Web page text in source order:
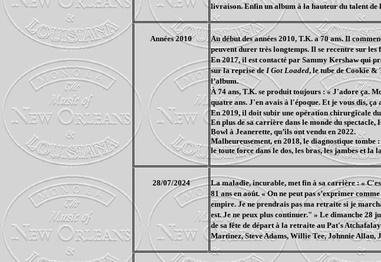
livraison. Enfin un album à la hauteur du talent de
Années 2010
Au début des années 2010, T.K. a 70 ans. Il
peuvent durer très longtemps. Il se recentre sur
En 2017, il est contacté par Sammy Kershaw qui
sur la reprise deI Got Loaded, le tube de Cookie &
l’album.
À 74 ans, T.K. se produit toujours : « J'adore ça.
quatre ans. J'en avais à l'époque. Et je vous dis,
En 2019, il doit subir une opération chirurgicale
En plus de sa carrière dans le monde du
Bowl à Jeanerette, qu’ils ont vendu en 2022.
Malheureusement, en 2018, le diagnostique tombe
le toute force dans le dos, les bras, les jambes et
28/07/2024
La maladie, incurable, met fin à sa carrière : «
81 ans en août. « On ne peut pas s’exprimer
empire. Je ne prendrais pas ma retraite si je
est. Je ne peux plus continuer." » Le dimanche 28
de sa fête de départ à la retraite au Pat's
Martinez, Steve Adams, Willie Tee, Johnnie